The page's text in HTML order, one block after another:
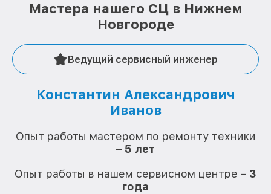
Мастера нашего СЦ в Нижнем
Новгороде
Ведущий сервисный инженер
Константин Александрович
Иванов
Опыт работы мастером по ремонту техники
– 5 лет
Опыт работы в нашем сервисном центре – 3
года